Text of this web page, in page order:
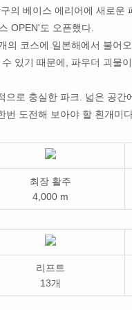
의 베이스 에리어에 새로
OPEN'도 오픈했다.
의 코스에 일본해에서 불어
있기 때문에, 파우더 괴물
으로 충실한 파크. 넓은 공
번 도전해 보아야 할 흰개미
최장 활주
4,000 m
리프트
13개